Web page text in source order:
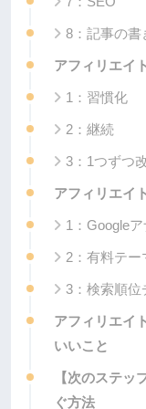
8：記事の書
アフィリエイ
1：習慣化
2：継続
3：1つずつ
アフィリエイ
1：Google
2：有料テー
3：検索順位
アフィリエイ
いいこと
【次のステッ
ぐ方法